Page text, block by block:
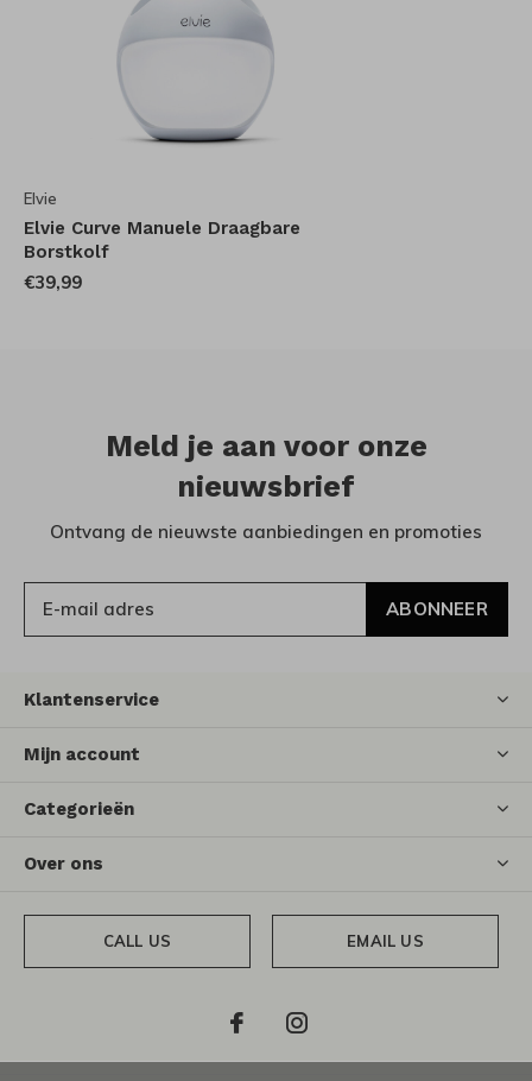
Elvie
Elvie Curve Manuele Draagbare
Borstkolf
€39,99
Meld je aan voor onze
nieuwsbrief
Ontvang de nieuwste aanbiedingen en promoties
ABONNEER
Klantenservice
Mijn account
Categorieën
Over ons
CALL US EMAIL US